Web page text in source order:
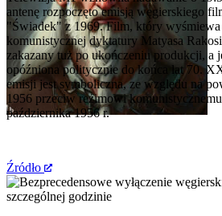
antenę rozpoczęto emisją węgierskiego
"Świadek" z 1969. Film, który wyśmiewa
komunistycznej dyktatury Matyasa
zakazany tuż po ukończeniu produkcji, a
opóźniona politycznie do końca lat 70.
emisji jest symboliczna, ze względu na
1956 przeciw reżimowi
października 1956 r.
Źródło